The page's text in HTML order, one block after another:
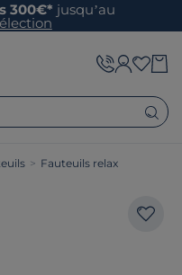
300€* jusqu’au
> Fauteuils relax